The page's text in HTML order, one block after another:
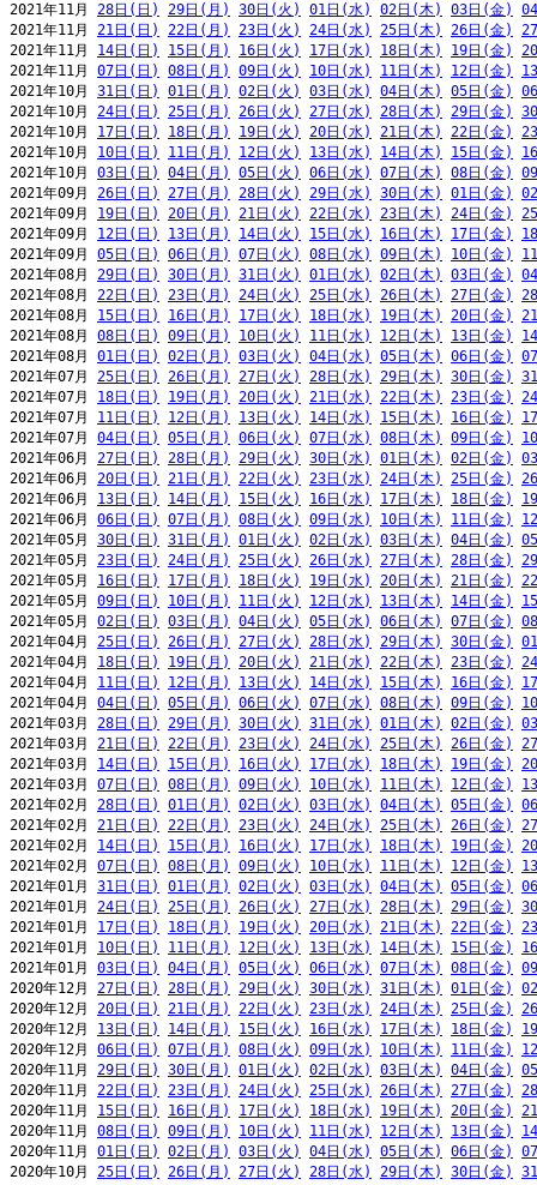
2021年11月 28日(日) 29日(月) 30日(火) 01日(水) 02日(木) 03日(金)
2021年11月 21日(日) 22日(月) 23日(火) 24日(水) 25日(木) 26日(金)
2021年11月 14日(日) 15日(月) 16日(火) 17日(水) 18日(木) 19日(金)
2021年11月 07日(日) 08日(月) 09日(火) 10日(水) 11日(木) 12日(金)
2021年10月 31日(日) 01日(月) 02日(火) 03日(水) 04日(木) 05日(金)
2021年10月 24日(日) 25日(月) 26日(火) 27日(水) 28日(木) 29日(金)
2021年10月 17日(日) 18日(月) 19日(火) 20日(水) 21日(木) 22日(金)
2021年10月 10日(日) 11日(月) 12日(火) 13日(水) 14日(木) 15日(金)
2021年10月 03日(日) 04日(月) 05日(火) 06日(水) 07日(木) 08日(金)
2021年09月 26日(日) 27日(月) 28日(火) 29日(水) 30日(木) 01日(金)
2021年09月 19日(日) 20日(月) 21日(火) 22日(水) 23日(木) 24日(金)
2021年09月 12日(日) 13日(月) 14日(火) 15日(水) 16日(木) 17日(金)
2021年09月 05日(日) 06日(月) 07日(火) 08日(水) 09日(木) 10日(金)
2021年08月 29日(日) 30日(月) 31日(火) 01日(水) 02日(木) 03日(金)
2021年08月 22日(日) 23日(月) 24日(火) 25日(水) 26日(木) 27日(金)
2021年08月 15日(日) 16日(月) 17日(火) 18日(水) 19日(木) 20日(金)
2021年08月 08日(日) 09日(月) 10日(火) 11日(水) 12日(木) 13日(金)
2021年08月 01日(日) 02日(月) 03日(火) 04日(水) 05日(木) 06日(金)
2021年07月 25日(日) 26日(月) 27日(火) 28日(水) 29日(木) 30日(金)
2021年07月 18日(日) 19日(月) 20日(火) 21日(水) 22日(木) 23日(金)
2021年07月 11日(日) 12日(月) 13日(火) 14日(水) 15日(木) 16日(金)
2021年07月 04日(日) 05日(月) 06日(火) 07日(水) 08日(木) 09日(金)
2021年06月 27日(日) 28日(月) 29日(火) 30日(水) 01日(木) 02日(金)
2021年06月 20日(日) 21日(月) 22日(火) 23日(水) 24日(木) 25日(金)
2021年06月 13日(日) 14日(月) 15日(火) 16日(水) 17日(木) 18日(金)
2021年06月 06日(日) 07日(月) 08日(火) 09日(水) 10日(木) 11日(金)
2021年05月 30日(日) 31日(月) 01日(火) 02日(水) 03日(木) 04日(金)
2021年05月 23日(日) 24日(月) 25日(火) 26日(水) 27日(木) 28日(金)
2021年05月 16日(日) 17日(月) 18日(火) 19日(水) 20日(木) 21日(金)
2021年05月 09日(日) 10日(月) 11日(火) 12日(水) 13日(木) 14日(金)
2021年05月 02日(日) 03日(月) 04日(火) 05日(水) 06日(木) 07日(金)
2021年04月 25日(日) 26日(月) 27日(火) 28日(水) 29日(木) 30日(金)
2021年04月 18日(日) 19日(月) 20日(火) 21日(水) 22日(木) 23日(金)
2021年04月 11日(日) 12日(月) 13日(火) 14日(水) 15日(木) 16日(金)
2021年04月 04日(日) 05日(月) 06日(火) 07日(水) 08日(木) 09日(金)
2021年03月 28日(日) 29日(月) 30日(火) 31日(水) 01日(木) 02日(金)
2021年03月 21日(日) 22日(月) 23日(火) 24日(水) 25日(木) 26日(金)
2021年03月 14日(日) 15日(月) 16日(火) 17日(水) 18日(木) 19日(金)
2021年03月 07日(日) 08日(月) 09日(火) 10日(水) 11日(木) 12日(金)
2021年02月 28日(日) 01日(月) 02日(火) 03日(水) 04日(木) 05日(金)
2021年02月 21日(日) 22日(月) 23日(火) 24日(水) 25日(木) 26日(金)
2021年02月 14日(日) 15日(月) 16日(火) 17日(水) 18日(木) 19日(金)
2021年02月 07日(日) 08日(月) 09日(火) 10日(水) 11日(木) 12日(金)
2021年01月 31日(日) 01日(月) 02日(火) 03日(水) 04日(木) 05日(金)
2021年01月 24日(日) 25日(月) 26日(火) 27日(水) 28日(木) 29日(金)
2021年01月 17日(日) 18日(月) 19日(火) 20日(水) 21日(木) 22日(金)
2021年01月 10日(日) 11日(月) 12日(火) 13日(水) 14日(木) 15日(金)
2021年01月 03日(日) 04日(月) 05日(火) 06日(水) 07日(木) 08日(金)
2020年12月 27日(日) 28日(月) 29日(火) 30日(水) 31日(木) 01日(金)
2020年12月 20日(日) 21日(月) 22日(火) 23日(水) 24日(木) 25日(金)
2020年12月 13日(日) 14日(月) 15日(火) 16日(水) 17日(木) 18日(金)
2020年12月 06日(日) 07日(月) 08日(火) 09日(水) 10日(木) 11日(金)
2020年11月 29日(日) 30日(月) 01日(火) 02日(水) 03日(木) 04日(金)
2020年11月 22日(日) 23日(月) 24日(火) 25日(水) 26日(木) 27日(金)
2020年11月 15日(日) 16日(月) 17日(火) 18日(水) 19日(木) 20日(金)
2020年11月 08日(日) 09日(月) 10日(火) 11日(水) 12日(木) 13日(金)
2020年11月 01日(日) 02日(月) 03日(火) 04日(水) 05日(木) 06日(金)
2020年10月 25日(日) 26日(月) 27日(火) 28日(水) 29日(木) 30日(金)